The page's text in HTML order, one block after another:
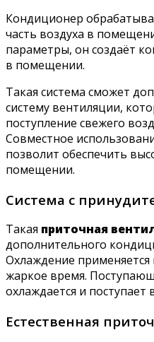
Кондиционер
часть воздуха в
параметры, он создаёт
в помещении.
Такая система сможет
систему вентиляции,
поступление свежего
Совместное
позволит обеспечить
помещении.
Система с
Такая приточная
дополнительного
Охлаждение
жаркое время.
охлаждается и
Естественная